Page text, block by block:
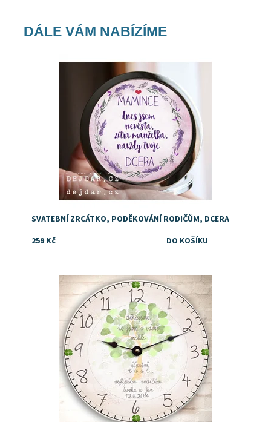
DÁLE VÁM NABÍZÍME
SVATEBNÍ ZRCÁTKO, PODĚKOVÁNÍ RODIČŮM, DCERA
259 Kč
Dostupnost: Skladem